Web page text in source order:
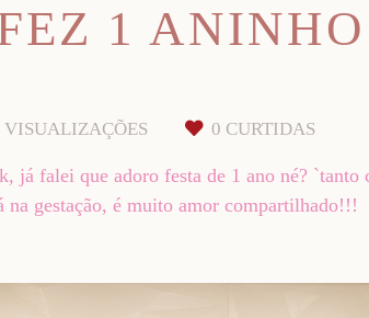
1 ANINHO
VISUALIZAÇÕES 0 CURTIDAS
falei que adoro festa de 1 ano né? `tanto
na gestação, é muito amor compartilhado!!!